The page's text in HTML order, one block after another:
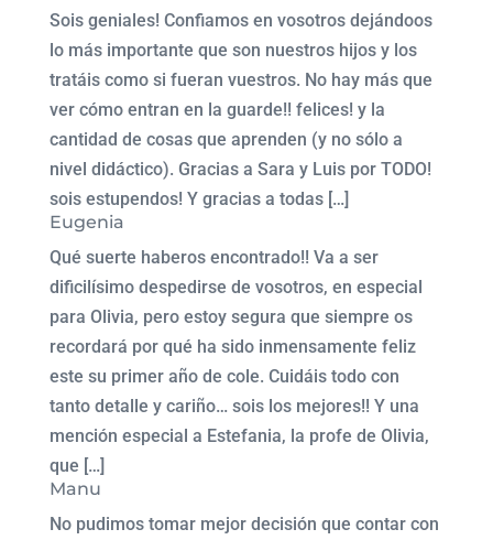
Sois geniales! Confiamos en vosotros dejándoos
lo más importante que son nuestros hijos y los
tratáis como si fueran vuestros. No hay más que
ver cómo entran en la guarde!! felices! y la
cantidad de cosas que aprenden (y no sólo a
nivel didáctico). Gracias a Sara y Luis por TODO!
sois estupendos! Y gracias a todas […]
Eugenia
Qué suerte haberos encontrado!! Va a ser
dificilísimo despedirse de vosotros, en especial
para Olivia, pero estoy segura que siempre os
recordará por qué ha sido inmensamente feliz
este su primer año de cole. Cuidáis todo con
tanto detalle y cariño… sois los mejores!! Y una
mención especial a Estefania, la profe de Olivia,
que […]
Manu
No pudimos tomar mejor decisión que contar con